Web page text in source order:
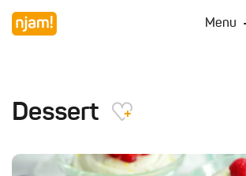
Menu
Dessert